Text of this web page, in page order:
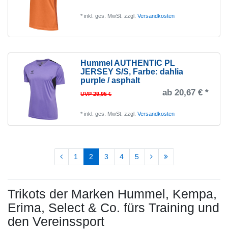
*inkl. ges. MwSt. zzgl.Versandkosten
Hummel AUTHENTIC PL
JERSEY S/S, Farbe: dahlia
purple / asphalt
UVP 29,95 € ab 20,67 € *
*inkl. ges. MwSt. zzgl.Versandkosten
1 2 3 4 5
Trikots der Marken Hummel, Kempa,
Erima, Select & Co. fürs Training und
den Vereinssport